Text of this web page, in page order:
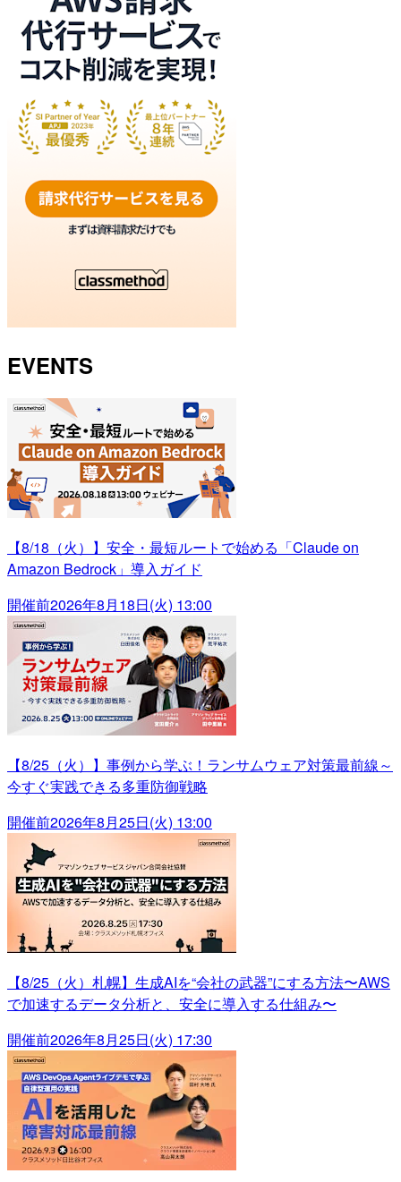
EVENTS
【8/18（火）】安全・最短ルートで始める「Claude on
Amazon Bedrock」導入ガイド
開催前2026年8月18日(火) 13:00
【8/25（火）】事例から学ぶ！ランサムウェア対策最前線～
今すぐ実践できる多重防御戦略
開催前2026年8月25日(火) 13:00
【8/25（火）札幌】生成AIを“会社の武器”にする方法〜AWS
で加速するデータ分析と、安全に導入する仕組み〜
開催前2026年8月25日(火) 17:30